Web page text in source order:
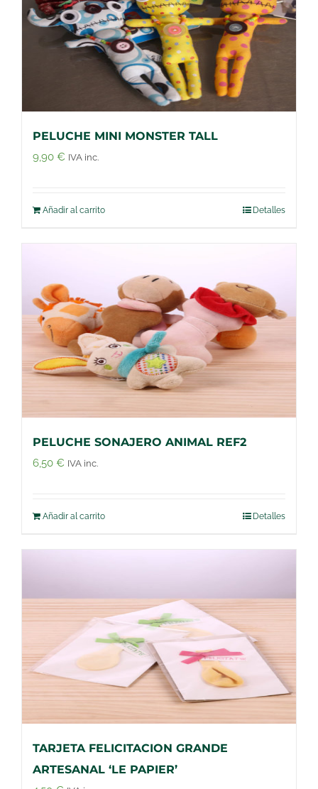
PELUCHE MINI MONSTER TALL
9,90 € IVA inc.
Añadir al carrito Detalles
PELUCHE SONAJERO ANIMAL REF2
6,50 € IVA inc.
Añadir al carrito Detalles
TARJETA FELICITACION GRANDE
ARTESANAL ‘LE PAPIER’